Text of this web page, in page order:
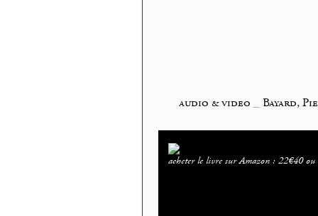
audio & video Bayard,
acheter le livre sur Amazon : 22€40